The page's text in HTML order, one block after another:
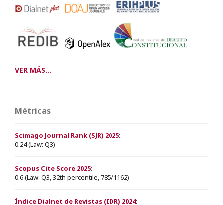
VER MÁS...
Métricas
Scimago Journal Rank (SJR) 2025:
0.24 (Law: Q3)
Scopus Cite Score 2025:
0.6 (Law: Q3, 32th percentile, 785/1162)
Índice Dialnet de Revistas (IDR) 2024: